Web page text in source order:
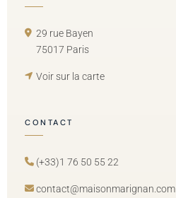
29 rue Bayen
75017 Paris
Voir sur la carte
CONTACT
(+33)1 76 50 55 22
contact@maisonmarignan.com